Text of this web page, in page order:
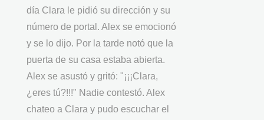
día Clara le pidió su dirección y su
número de portal. Alex se emocionó
y se lo dijo. Por la tarde notó que la
puerta de su casa estaba abierta.
Alex se asustó y gritó: "¡¡¡Clara,
¿eres tú?!!!" Nadie contestó. Alex
chateo a Clara y pudo escuchar el